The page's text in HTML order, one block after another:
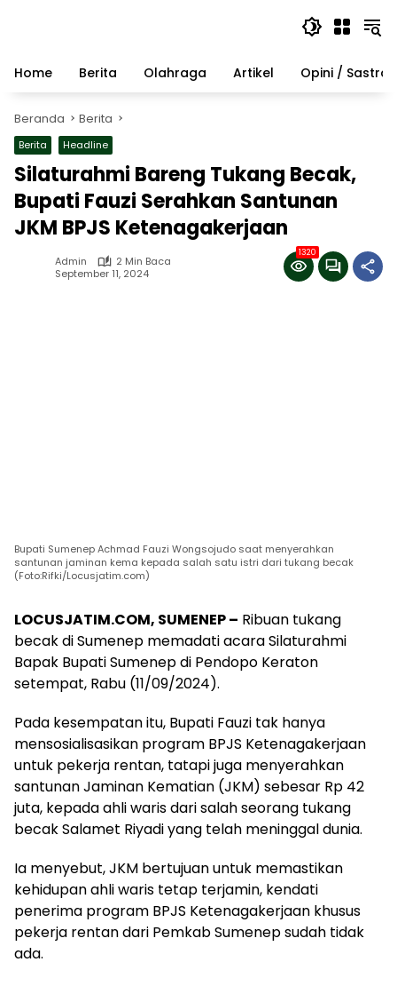
Home
Berita Olahraga Artikel Opini / Sastra
Beranda Berita
Berita Headline
Silaturahmi Bareng Tukang Becak,
Bupati Fauzi Serahkan Santunan
JKM BPJS Ketenagakerjaan
Admin
2 Min Baca
September 11, 2024
1320
Bupati Sumenep Achmad Fauzi Wongsojudo saat menyerahkan
santunan jaminan kema kepada salah satu istri dari tukang becak
(Foto:Rifki/Locusjatim.com)
LOCUSJATIM.COM, SUMENEP – Ribuan tukang
becak di Sumenep memadati acara Silaturahmi
Bapak Bupati Sumenep di Pendopo Keraton
setempat, Rabu (11/09/2024).
Pada kesempatan itu, Bupati Fauzi tak hanya
mensosialisasikan program BPJS Ketenagakerjaan
untuk pekerja rentan, tatapi juga menyerahkan
santunan Jaminan Kematian (JKM) sebesar Rp 42
juta, kepada ahli waris dari salah seorang tukang
becak Salamet Riyadi yang telah meninggal dunia.
Ia menyebut, JKM bertujuan untuk memastikan
kehidupan ahli waris tetap terjamin, kendati
penerima program BPJS Ketenagakerjaan khusus
pekerja rentan dari Pemkab Sumenep sudah tidak
ada.